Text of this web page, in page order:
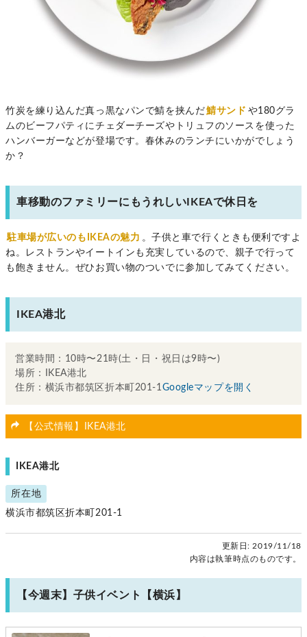
竹炭を練り込んだ真っ黒なパンで鯖を挟んだ鯖サンド や180グラ
ムのビーフパティにチェダーチーズやトリュフのソースを使った
ハンバーガーなどが登場です。春休みのランチにいかがでしょう
か？
車移動のファミリーにもうれしいIKEAで休日を
駐車場が広いのもIKEAの魅力 。子供と車で行くときも便利ですよ
ね。レストランやイートインも充実しているので、親子で行って
も飽きません。ぜひお買い物のついでに参加してみてください。
IKEA港北
営業時間：10時〜21時(土・日・祝日は9時〜)
場所：IKEA港北
住所：横浜市都筑区折本町201-1 Googleマップを開く
【公式情報】IKEA港北
IKEA港北
所在地
横浜市都筑区折本町201-1
更新日:2019/11/18
内容は執筆時点のものです。
【今週末】子供イベント【横浜】